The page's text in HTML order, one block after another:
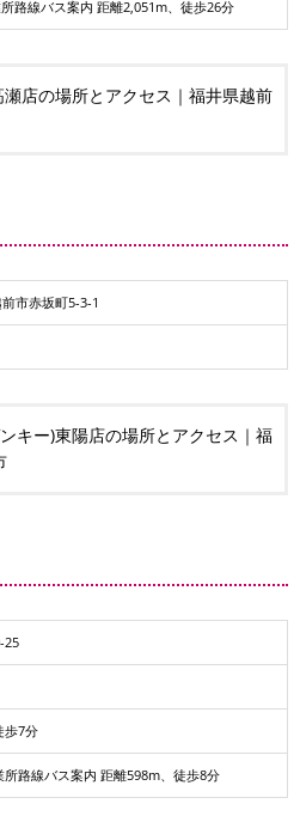
路線バス案内 距離2,051m、徒歩26分
店の場所とアクセス｜福井県越前
市赤坂町5-3-1
キー)東陽店の場所とアクセス｜福
25
歩7分
所路線バス案内 距離598m、徒歩8分